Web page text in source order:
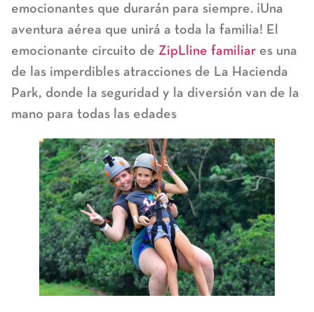
emocionantes que durarán para siempre. ¡Una
aventura aérea que unirá a toda la familia! El
emocionante circuito de ZipLline familiar es una
de las imperdibles atracciones de La Hacienda
Park, donde la seguridad y la diversión van de la
mano para todas las edades